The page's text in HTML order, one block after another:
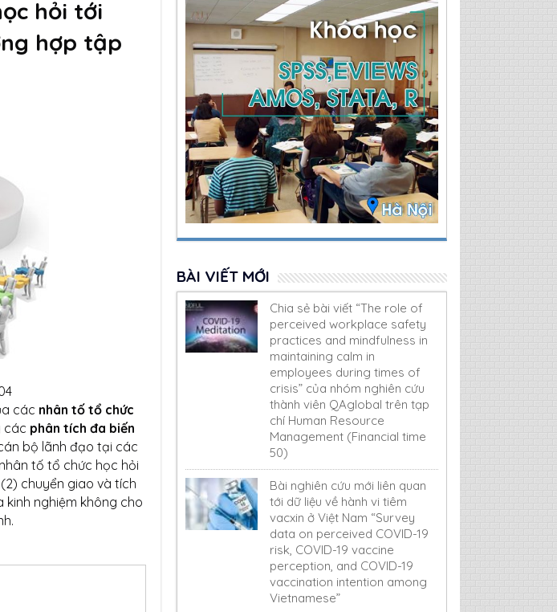
hỏi tới
hợp tập
các nhân tố tổ chức
các phân tích đa biến
bộ lãnh đạo tại các
tố tổ chức học hỏi
chuyển giao và tích
kinh nghiệm không cho
BÀI VIẾT MỚI
Chia sẻ bài viết “The role of
perceived workplace safety
practices and mindfulness in
maintaining calm in
employees during times of
crisis” của nhóm nghiên cứu
thành viên QAglobal trên tạp
chí Human Resource
Management (Financial time
50)
Bài nghiên cứu mới liên quan
tới dữ liệu về hành vi tiêm
vacxin ở Việt Nam “Survey
data on perceived COVID-19
risk, COVID-19 vaccine
perception, and COVID-19
vaccination intention among
Vietnamese”